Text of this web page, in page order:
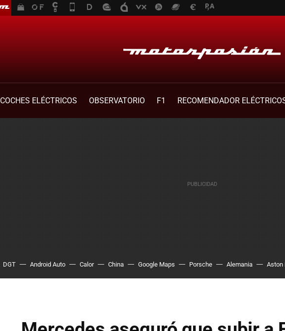
COCHES ELÉCTRICOS OBSERVATORIO F1
RECOMENDADOR
DGT Android Auto Calor China Google Maps Porsche Alemania Aston